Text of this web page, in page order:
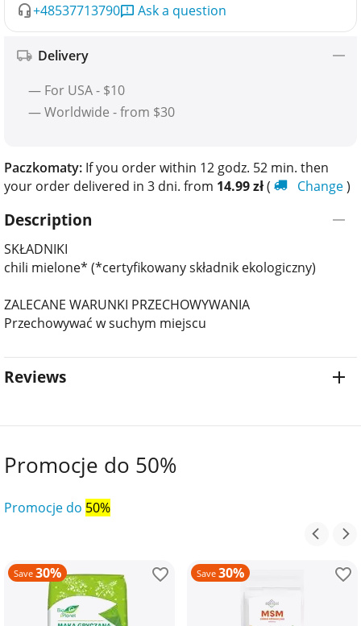
+48537713790
Ask a question
Delivery
— For USA - $10
— Worldwide - from $30
Paczkomaty: If you order within 12 godz. 52 min. then
your order delivered in 3 dni. from 14.99zł( Change)
Description
SKŁADNIKI
chili mielone* (*certyfikowany składnik ekologiczny)
ZALECANE WARUNKI PRZECHOWYWANIA
Przechowywać w suchym miejscu
Reviews
Promocje do 50%
Promocje do 50%
Save 30% Save 30%